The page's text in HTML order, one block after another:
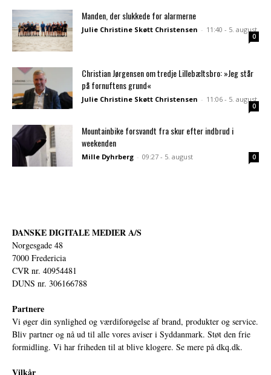
Manden, der slukkede for alarmerne
Julie Christine Skøtt Christensen - 11:40 - 5. august
0
Christian Jørgensen om tredje Lillebæltsbro: »Jeg står
på fornuftens grund«
Julie Christine Skøtt Christensen - 11:06 - 5. august
0
Mountainbike forsvandt fra skur efter indbrud i
weekenden
Mille Dyhrberg - 09:27 - 5. august 0
DANSKE DIGITALE MEDIER A/S
Norgesgade 48
7000 Fredericia
CVR nr. 40954481
DUNS nr. 306166788
Partnere
Vi øger din synlighed og værdiforøgelse af brand, produkter og service.
Bliv partner og nå ud til alle vores aviser i Syddanmark. Støt den frie
formidling. Vi har friheden til at blive klogere. Se mere på dkq.dk.
Vilkår